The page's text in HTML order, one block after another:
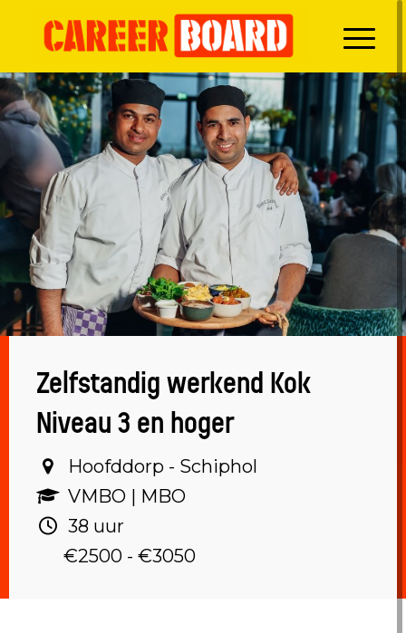
Zelfstandig werkend Kok
Niveau 3 en hoger
Hoofddorp - Schiphol‎
VMBO | MBO ‎
38 uur ‎
€2500 - €3050